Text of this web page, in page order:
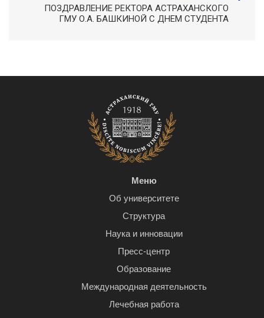
ПОЗДРАВЛЕНИЕ РЕКТОРА АСТРАХАНСКОГО
ГМУ О.А. БАШКИНОЙ С ДНЕМ СТУДЕНТА
Меню
Об университете
Структура
Наука и инновации
Пресс-центр
Образование
Международная деятельность
Лечебная работа